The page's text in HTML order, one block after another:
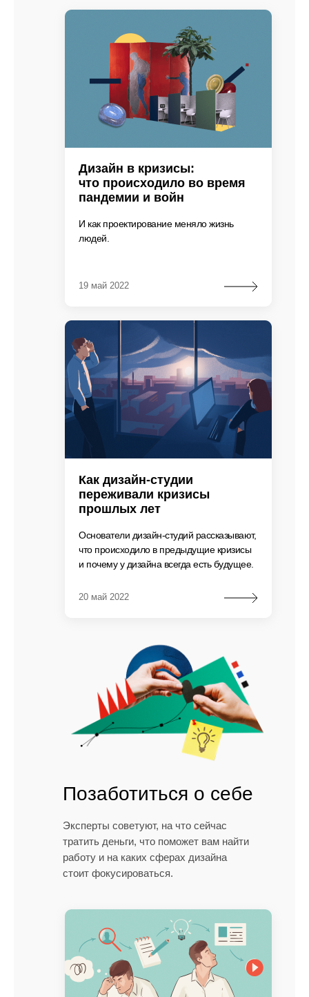
19 май 2022
И как проектирование меняло жизнь
людей.
Дизайн в кризисы:
что происходило во время
пандемии и войн
Как дизайн-студии
переживали кризисы
прошлых лет
Основатели дизайн-студий рассказывают,
что происходило в предыдущие кризисы
и почему у дизайна всегда есть будущее.
20 май 2022
Эксперты советуют, на что сейчас
тратить деньги, что поможет вам найти
работу и на каких сферах дизайна
стоит фокусироваться.
Позаботиться о себе